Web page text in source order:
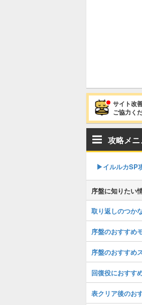
サイト改
ご協力く
攻略メ
▶︎イルルカSP
序盤に知りたい
取り返しのつか
序盤のおすすめ
序盤のおすすめ
回復役におすす
表クリア後のお